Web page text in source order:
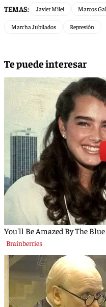
TEMAS: Javier Milei Marcos
Marcha Jubilados Represión